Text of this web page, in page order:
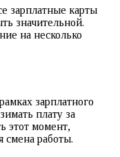
зарплатные карты
значительной.
на несколько
зарплатного
плату за
этот момент,
смена работы.